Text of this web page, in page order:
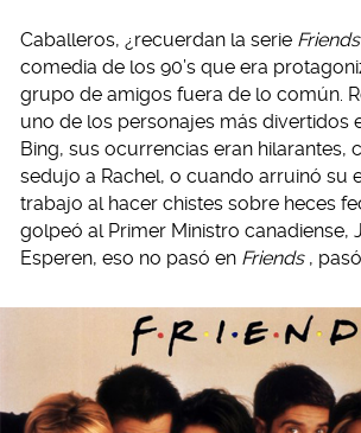
Caballeros, ¿recuerdan la serie Friends
comedia de los 90’s que era
grupo de amigos fuera de lo común.
uno de los personajes más divertidos
Bing, sus ocurrencias eran hilarantes,
sedujo a Rachel, o cuando arruinó su
trabajo al hacer chistes sobre heces
golpeó al Primer Ministro canadiense,
Esperen, eso no pasó en Friends ,